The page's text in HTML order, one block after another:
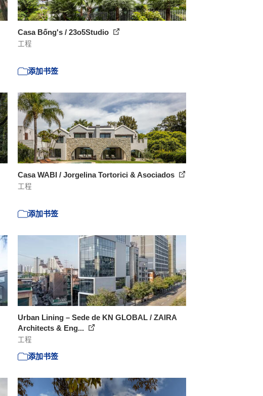
Casa Bống's / 23o5Studio
工程
添加书签
Casa WABI / Jorgelina Tortorici & Asociados
工程
添加书签
Urban Lining – Sede de KN GLOBAL / ZAIRA
Architects & Eng...
工程
添加书签